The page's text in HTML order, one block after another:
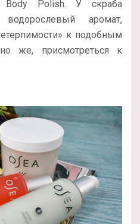
Body Polish. У скраба
аромат,
к подобным
же, присмотреться к